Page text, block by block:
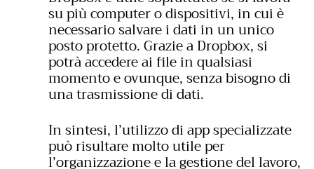
su più computer o dispositivi, in cui è
necessario salvare i dati in un unico
posto protetto. Grazie a Dropbox, si
potrà accedere ai file in qualsiasi
momento e ovunque, senza bisogno di
una trasmissione di dati.
In sintesi, l’utilizzo di app specializzate
può risultare molto utile per
l’organizzazione e la gestione del lavoro,